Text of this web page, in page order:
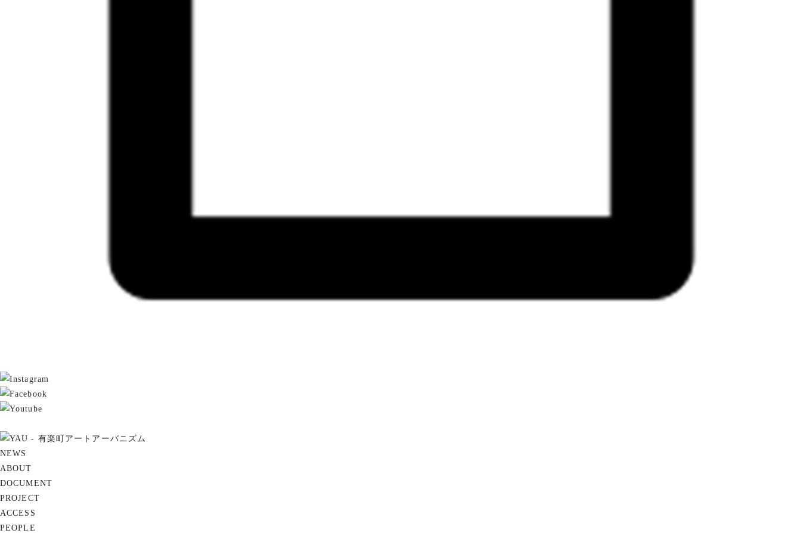
NEWS
ABOUT
DOCUMENT
PROJECT
ACCESS
PEOPLE